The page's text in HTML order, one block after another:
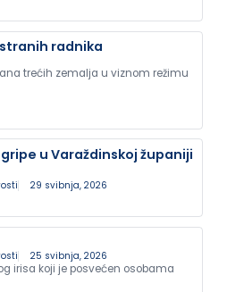
radnika
trećih zemalja u viznom režimu
u Varaždinskoj županiji
29 svibnja, 2026
25 svibnja, 2026
irisa koji je posvećen osobama